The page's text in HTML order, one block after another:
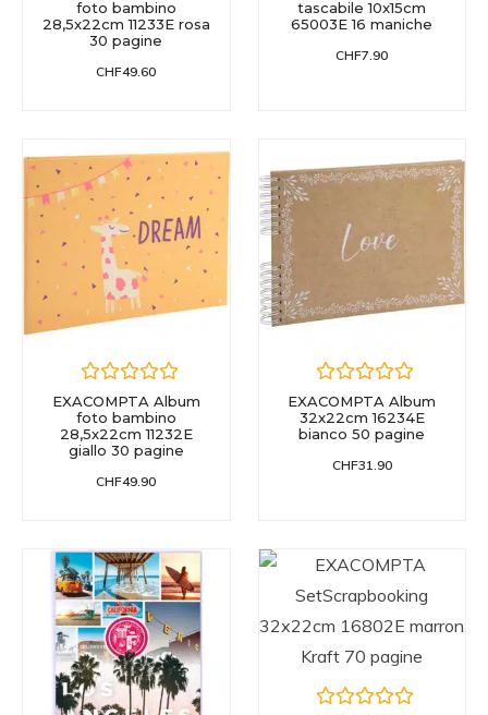
foto bambino
28,5x22cm 11233E rosa
30 pagine
CHF49.60
tascabile 10x15cm
65003E 16 maniche
CHF7.90
EXACOMPTA Album
foto bambino
28,5x22cm 11232E
giallo 30 pagine
CHF49.90
EXACOMPTA Album
32x22cm 16234E
bianco 50 pagine
CHF31.90